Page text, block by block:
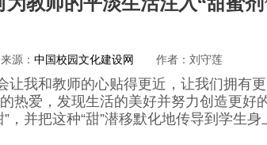
来源： 中国校园文化建设网 作者：刘守莲
我和教师的心贴得更近，让我们拥有更
热爱，发现生活的美好并努力创造更好
，并把这种“甜”潜移默化地传导到学生身